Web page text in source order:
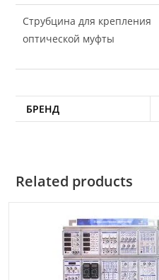
Струбцина для крепления
оптической муфты
БРЕНД
Related products